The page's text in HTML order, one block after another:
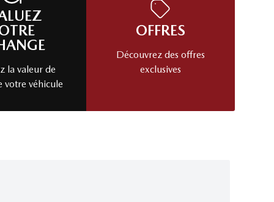
la valeur de
votre véhicule
OFFRES
Découvrez des offres
exclusives